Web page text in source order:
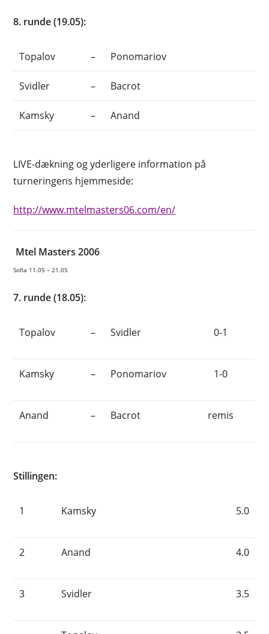
8. runde (19.05):
Topalov – Ponomariov
Svidler – Bacrot
Kamsky – Anand
LIVE-dækning og yderligere information på
turneringens hjemmeside:
http://www.mtelmasters06.com/en/
Mtel Masters 2006
Sofia 11.05 – 21.05
7. runde (18.05):
Topalov – Svidler 0-1
Kamsky – Ponomariov 1-0
Anand – Bacrot remis
Stillingen:
1 Kamsky 5.0
2 Anand 4.0
3 Svidler 3.5